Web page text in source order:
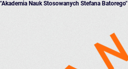
"Akademia Nauk Stosowanych Stefana Batorego"